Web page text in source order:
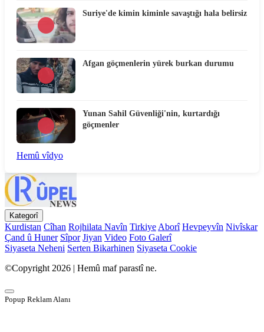
Suriye'de kimin kiminle savaştığı hala belirsiz
Afgan göçmenlerin yürek burkan durumu
Yunan Sahil Güvenliği'nin, kurtardığı
göçmenler
Hemû vîdyo
Kategorî
Kurdistan Cîhan Rojhilata Navîn TirkiyeAborî Hevpeyvîn Nivîskar
Çand û Huner Sîpor Jiyan Video Foto Galerî
Siyaseta Neheni Serten Bikarhinen Siyaseta Cookie
©Copyright 2026 | Hemû maf parastî ne.
Popup Reklam Alanı